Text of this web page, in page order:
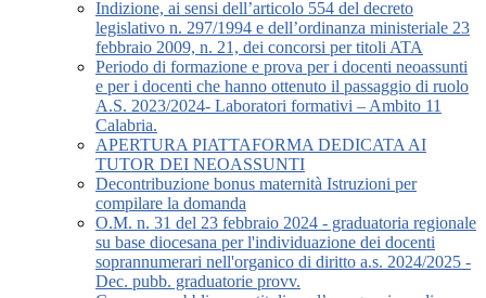
Indizione, ai sensi dell’articolo 554 del decreto
legislativo n. 297/1994 e dell’ordinanza ministeriale 23
febbraio 2009, n. 21, dei concorsi per titoli ATA
Periodo di formazione e prova per i docenti neoassunti
e per i docenti che hanno ottenuto il passaggio di ruolo
A.S. 2023/2024- Laboratori formativi – Ambito 11
Calabria.
APERTURA PIATTAFORMA DEDICATA AI
TUTOR DEI NEOASSUNTI
Decontribuzione bonus maternità Istruzioni per
compilare la domanda
O.M. n. 31 del 23 febbraio 2024 - graduatoria regionale
su base diocesana per l'individuazione dei docenti
soprannumerari nell'organico di diritto a.s. 2024/2025 -
Dec. pubb. graduatorie provv.